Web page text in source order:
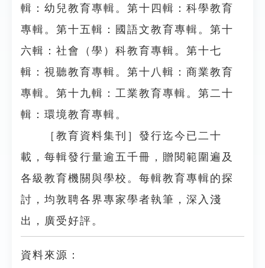
輯：幼兒教育專輯。第十四輯：科學教育
專輯。第十五輯：國語文教育專輯。第十
六輯：社會（學）科教育專輯。第十七
輯：視聽教育專輯。第十八輯：商業教育
專輯。第十九輯：工業教育專輯。第二十
輯：環境教育專輯。
［教育資料集刊］發行迄今已二十
載，每輯發行量逾五千冊，贈閱範圍遍及
各級教育機關與學校。每輯教育專輯的探
討，均敦聘各界專家學者執筆，深入淺
出，廣受好評。
資料來源：